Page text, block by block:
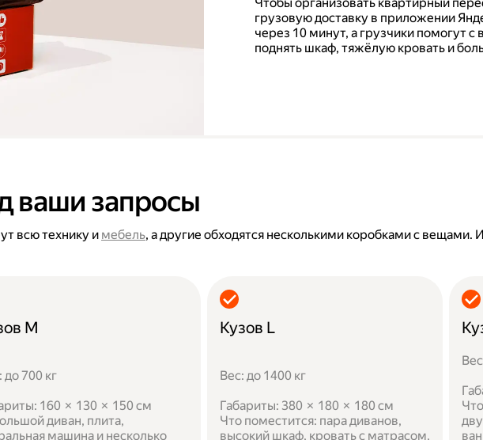
грузовую доставку в приложении
через 10 минут, а грузчики помогут
поднять шкаф, тяжёлую кровать и
ваши запросы
всю технику и мебель, а другие обходятся несколькими коробками с вещами.
M
до 700 кг
160 × 130 × 150 см
диван, плита,
машина и несколько
Кузов L
Вес: до 1400 кг
Габариты: 380 × 180 × 180 см
Что поместится: пара диванов,
высокий шкаф, кровать с матрасом,